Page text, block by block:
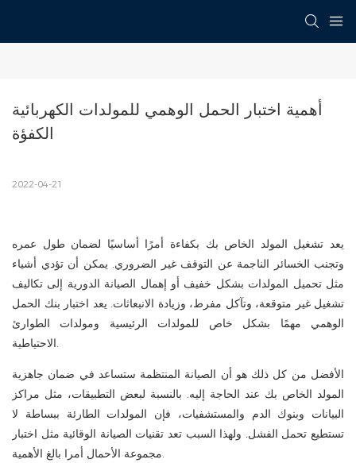
أهمية اختبار الحمل الوهمي للمولدات الكهربائية
الكفؤة
2022-04-21
يعد تشغيل المولد الخاص بك بكفاءة أمرًا أساسيًا لضمان طول عمره
وتجنب الخسائر الناجمة عن التوقف غير الضروري. يمكن أن تؤدي أشياء
مثل تحميل المولدات بشكل خفيف أو إهمال الصيانة الدورية إلى تكاليف
تشغيل غير متوقعة، وتآكل مفرط، وزيادة الانبعاثات. يعد اختبار بنك الحمل
الوهمي مهمًا بشكل خاص للمولدات الرئيسية ومولدات الطوارئ
الاحتياطية.
الأفضل من كل ذلك هو أن الصيانة المنتظمة ستساعد في ضمان جاهزية
المولد الخاص بك عند الحاجة إليه. بالنسبة لبعض التطبيقات، مثل مراكز
البيانات وبنوك الدم والمستشفيات، فإن المولدات الطارئة ببساطة لا
تستطيع تحمل الفشل. ولهذا السبب تعد تقنيات الصيانة الوقائية مثل اختبار
مجموعة الأحمال أمرا بالغ الأهمية.